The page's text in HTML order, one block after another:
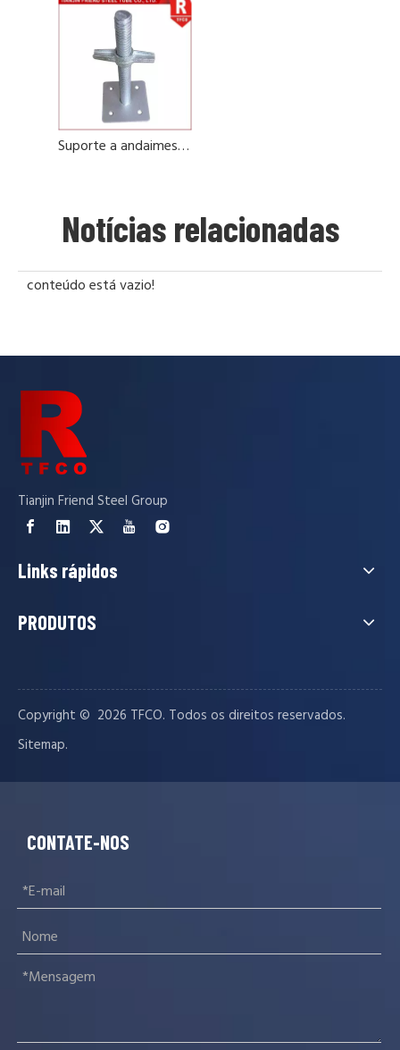
Suporte a andaimes ACRO Jack Base Placa
Notícias relacionadas
conteúdo está vazio!
Tianjin Friend Steel Group
Links rápidos
PRODUTOS
Copyright © ️ 2026 TFCO. Todos os direitos reservados.
Sitemap.
CONTATE-NOS